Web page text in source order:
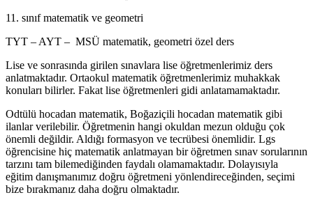
11. sınıf matematik ve geometri
TYT – AYT – MSÜ matematik, geometri özel ders
Lise ve sonrasında girilen sınavlara lise öğretmenlerimiz ders
anlatmaktadır. Ortaokul matematik öğretmenlerimiz muhakkak
konuları bilirler. Fakat lise öğretmenleri gidi anlatamamaktadır.
Odtülü hocadan matematik, Boğaziçili hocadan matematik gibi
ilanlar verilebilir. Öğretmenin hangi okuldan mezun olduğu çok
önemli değildir. Aldığı formasyon ve tecrübesi önemlidir. Lgs
öğrencisine hiç matematik anlatmayan bir öğretmen sınav sorularının
tarzını tam bilemediğinden faydalı olamamaktadır. Dolayısıyla
eğitim danışmanımız doğru öğretmeni yönlendireceğinden, seçimi
bize bırakmanız daha doğru olmaktadır.